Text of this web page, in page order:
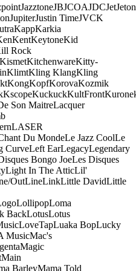
JazztoneJBJCOAJDCJetJeton
JupiterJustin TimeJVCK
KappKarkia
KentKeytoneKid
Rock
KismetKitchenwareKitty-
KlimtKling KlangKling
KongKopfKorovaKozmik
KscopeKuckuckKultFront
Son MaitreLacquer
LASER
Du MondeLe Jazz CoolLe
CurveLeft EarLegacyLegendary
Bongo JoeLes Disques
Light In The AtticLil'
OutLineLinkLittle DavidLittle
LollipopLoma
BackLotusLotus
LoveTapLuaka BopLucky
MusicMac's
Magic
Main
BarleyMama Told